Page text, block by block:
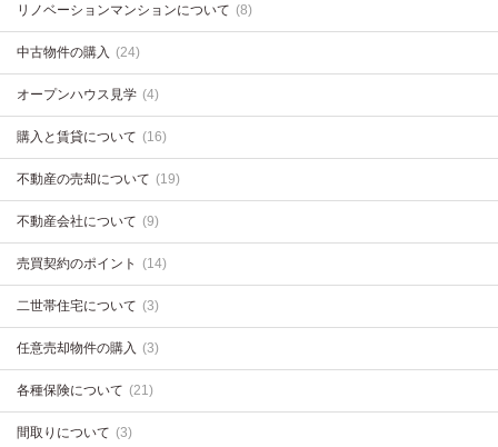
リノベーションマンションについて (8)
中古物件の購入 (24)
オープンハウス見学 (4)
購入と賃貸について (16)
不動産の売却について (19)
不動産会社について (9)
売買契約のポイント (14)
二世帯住宅について (3)
任意売却物件の購入 (3)
各種保険について (21)
間取りについて (3)